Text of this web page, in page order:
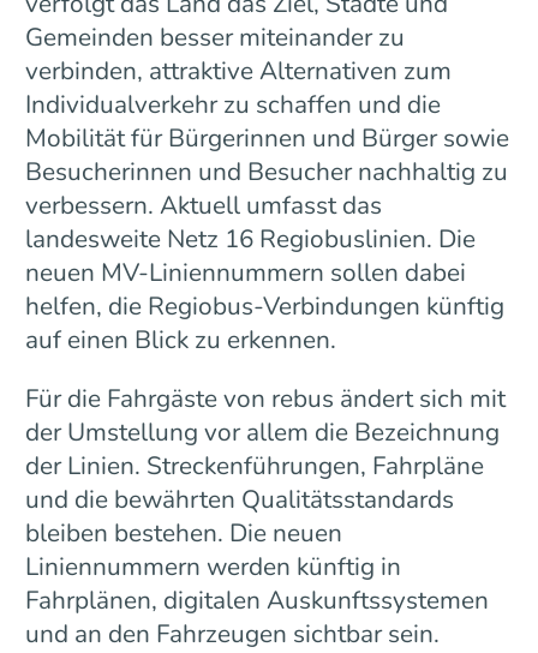
Gemeinden besser miteinander zu
verbinden, attraktive Alternativen zum
Individualverkehr zu schaffen und die
Mobilität für Bürgerinnen und Bürger sowie
Besucherinnen und Besucher nachhaltig zu
verbessern. Aktuell umfasst das
landesweite Netz 16 Regiobuslinien. Die
neuen MV-Liniennummern sollen dabei
helfen, die Regiobus-Verbindungen künftig
auf einen Blick zu erkennen.
Für die Fahrgäste von rebus ändert sich mit
der Umstellung vor allem die Bezeichnung
der Linien. Streckenführungen, Fahrpläne
und die bewährten Qualitätsstandards
bleiben bestehen. Die neuen
Liniennummern werden künftig in
Fahrplänen, digitalen Auskunftssystemen
und an den Fahrzeugen sichtbar sein.